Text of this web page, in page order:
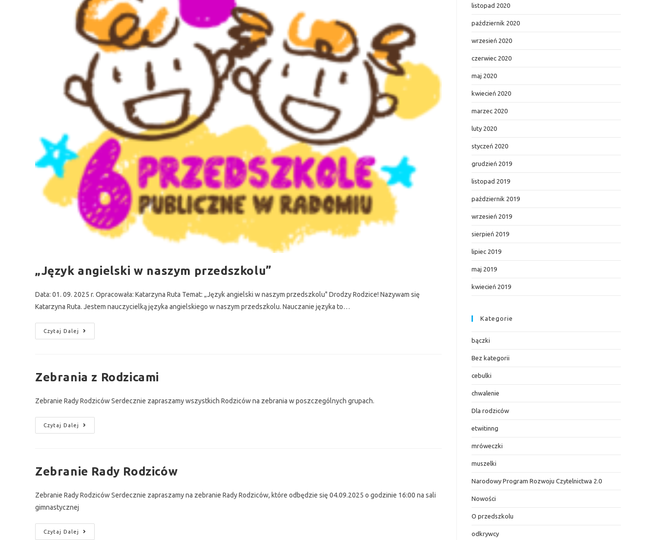
„Język angielski w naszym przedszkolu”
Data: 01. 09. 2025 r. Opracowała: Katarzyna Ruta Temat: „Język angielski w naszym przedszkolu" Drodzy Rodzice! Nazywam się
Katarzyna Ruta. Jestem nauczycielką języka angielskiego w naszym przedszkolu. Nauczanie języka to…
Czytaj Dalej
Zebrania z Rodzicami
Zebranie Rady Rodziców Serdecznie zapraszamy wszystkich Rodziców na zebrania w poszczególnych grupach.
Czytaj Dalej
Zebranie Rady Rodziców
Zebranie Rady Rodziców Serdecznie zapraszamy na zebranie Rady Rodziców, które odbędzie się 04.09.2025 o godzinie 16:00 na sali
gimnastycznej
Czytaj Dalej
listopad 2020
październik 2020
wrzesień 2020
czerwiec 2020
maj 2020
kwiecień 2020
marzec 2020
luty 2020
styczeń 2020
grudzień 2019
listopad 2019
październik 2019
wrzesień 2019
sierpień 2019
lipiec 2019
maj 2019
kwiecień 2019
Kategorie
bączki
Bez kategorii
cebulki
chwalenie
Dla rodziców
etwitinng
mróweczki
muszelki
Narodowy Program Rozwoju Czytelnictwa 2.0
Nowości
O przedszkolu
odkrywcy